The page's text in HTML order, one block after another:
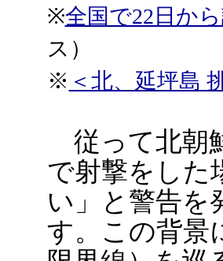
※全国で22日か
ス）
※ ＜北、延坪島
従って北朝
で射撃をした
い」と警告を
す。この背景